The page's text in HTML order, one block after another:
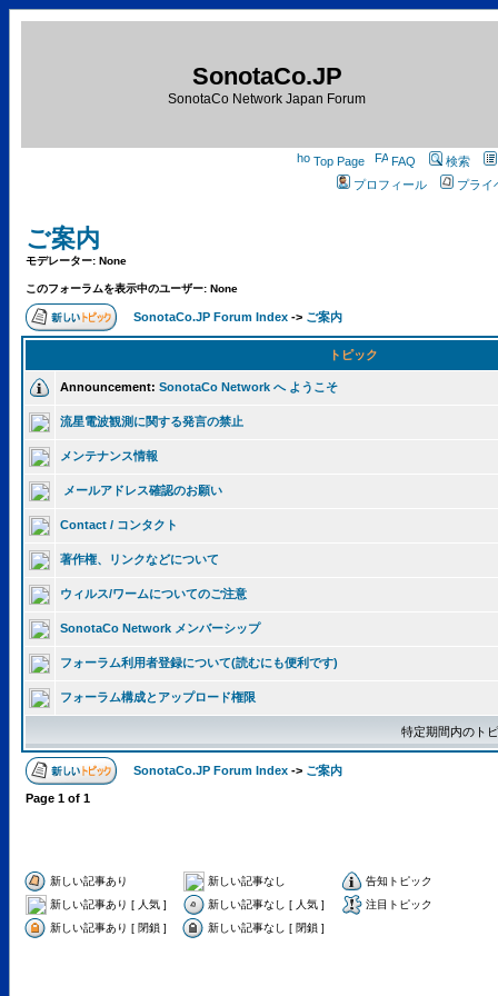
SonotaCo.JP
SonotaCo Network Japan Forum
Top Page FAQ
検索
プロフィール
プライ
ご案内
モデレーター: None
このフォーラムを表示中のユーザー: None
SonotaCo.JP Forum Index -> ご案内
トピック
Announcement: SonotaCo Network へ ようこそ
流星電波観測に関する発言の禁止
メンテナンス情報
メールアドレス確認のお願い
Contact / コンタクト
著作権、リンクなどについて
ウィルス/ワームについてのご注意
SonotaCo Network メンバーシップ
フォーラム利用者登録について(読むにも便利です)
フォーラム構成とアップロード権限
特定期間内のト
SonotaCo.JP Forum Index -> ご案内
Page 1 of 1
新しい記事あり 新しい記事なし
告知トピック
新しい記事あり [ 人気 ]
新しい記事なし [ 人気 ]
注目トピック
新しい記事あり [ 閉鎖 ]
新しい記事なし [ 閉鎖 ]